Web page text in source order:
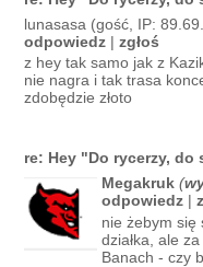
lunasasa (gość, IP:
odpowiedz |zgłoś
z hey tak samo jak z
nie nagra i tak trasa
zdobędzie złoto
re: Hey "Do rycerzy, do
Megakruk (
odpowiedz|
nie żebym się
działka, ale
Banach - czy